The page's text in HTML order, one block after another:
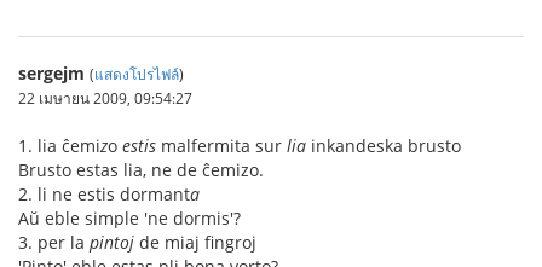
sergejm (แสดงโปรไฟล์)
22 เมษายน 2009, 09:54:27
1. lia ĉemizo estis malfermita sur lia inkandeska brusto
Brusto estas lia, ne de ĉemizo.
2. li ne estis dormanta
Aŭ eble simple 'ne dormis'?
3. per la pintoj de miaj fingroj